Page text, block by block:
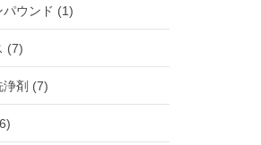
パウンド (1)
(7)
浄剤 (7)